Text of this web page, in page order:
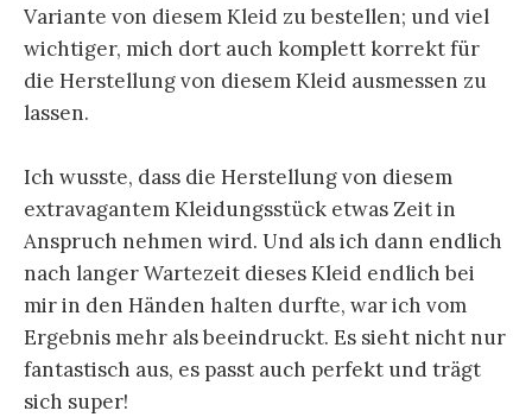
Variante von diesem Kleid zu bestellen; und viel
wichtiger, mich dort auch komplett korrekt für
die Herstellung von diesem Kleid ausmessen zu
lassen.
Ich wusste, dass die Herstellung von diesem
extravagantem Kleidungsstück etwas Zeit in
Anspruch nehmen wird. Und als ich dann endlich
nach langer Wartezeit dieses Kleid endlich bei
mir in den Händen halten durfte, war ich vom
Ergebnis mehr als beeindruckt. Es sieht nicht nur
fantastisch aus, es passt auch perfekt und trägt
sich super!